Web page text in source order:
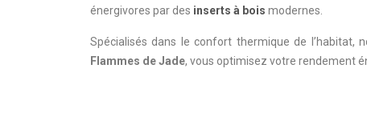
énergivores par des inserts à bois modernes.
Spécialisés dans le confort thermique de l’habitat,
Flammes de Jade, vous optimisez votre rendement